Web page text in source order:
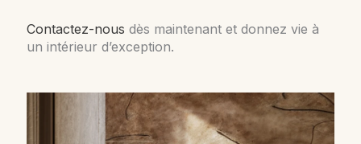
Contactez-nous dès maintenant et donnez vie à
un intérieur d’exception.